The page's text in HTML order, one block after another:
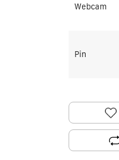
Webcam
Pin